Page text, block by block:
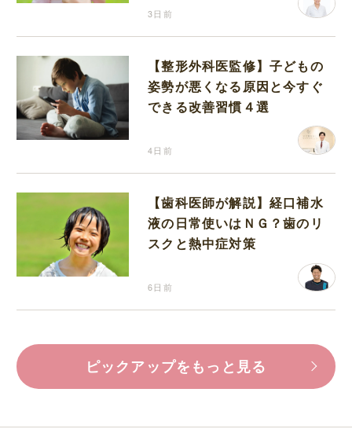
3日前
【整形外科医監修】子どもの
姿勢が悪くなる原因と今すぐ
できる改善習慣４選
4日前
【歯科医師が解説】経口補水
液の日常使いはＮＧ？歯のリ
スクと熱中症対策
6日前
ピックアップをもっと見る